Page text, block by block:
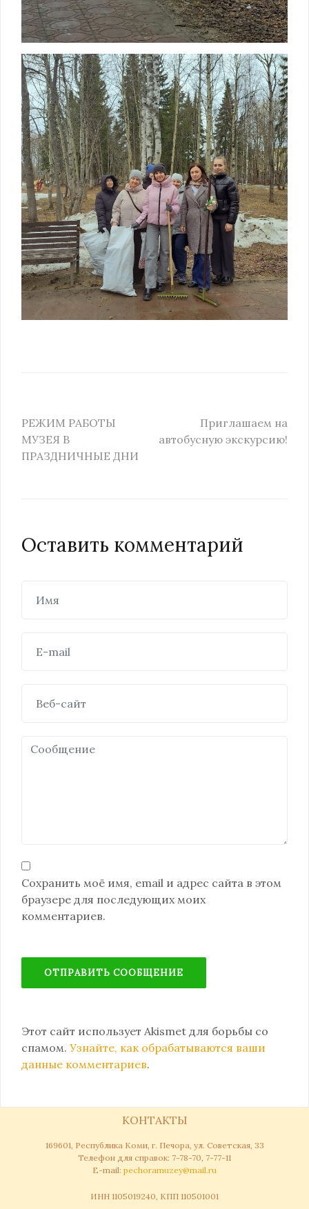
РЕЖИМ РАБОТЫ
МУЗЕЯ В
ПРАЗДНИЧНЫЕ ДНИ
Приглашаем на
автобусную экскурсию!
Оставить комментарий
Сохранить моё имя, email и адрес сайта в этом
браузере для последующих моих
комментариев.
Этот сайт использует Akismet для борьбы со
спамом. Узнайте, как обрабатываются ваши
данные комментариев.
КОНТАКТЫ
169601, Республика Коми, г. Печора, ул. Советская, 33
Телефон для справок: 7-78-70, 7-77-11
Е-mail: pechoramuzey@mail.ru
ИНН 1105019240, КПП 110501001